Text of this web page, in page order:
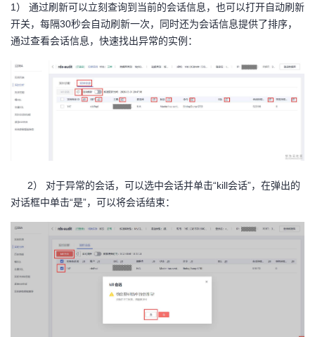
1） 通过刷新可以立刻查询到当前的会话信息，也可以打开自动刷新
开关，每隔30秒会自动刷新一次，同时还为会话信息提供了排序，
通过查看会话信息，快速找出异常的实例：
2） 对于异常的会话，可以选中会话并单击“kill会话”，在弹出的
对话框中单击“是”，可以将会话结束：